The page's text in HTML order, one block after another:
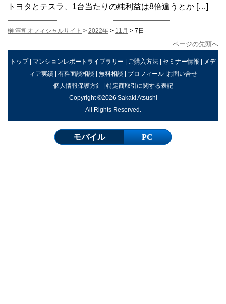
トヨタとテスラ、1台当たりの純利益は8倍違うとか […]
榊 淳司オフィシャルサイト > 2022年 > 11月 > 7日
ページの先頭へ
トップ| マンションレポートライブラリー | ご購入方法 | セミナー情報 | メデ
ィア実績| 有料面談相談 | 無料相談 | プロフィール|お問い合せ
個人情報保護方針| 特定商取引に関する表記
Copyright ©2026 Sakaki Atsushi
All Rights Reserved.
モバイル PC